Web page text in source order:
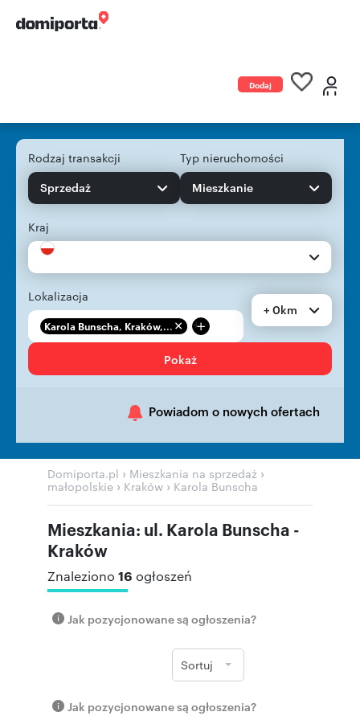
Dodaj
Rodzaj transakcji
Sprzedaż
Typ nieruchomości
Mieszkanie
Kraj
Lokalizacja
Karola Bunscha, Kraków,... +
+ 0km
Pokaż
Powiadom o nowych ofertach
Domiporta.pl › Mieszkania na sprzedaż ›
małopolskie › Kraków › Karola Bunscha
Mieszkania: ul. Karola Bunscha -
Kraków
Znaleziono 16 ogłoszeń
Jak pozycjonowane są ogłoszenia?
Sortuj
Jak pozycjonowane są ogłoszenia?